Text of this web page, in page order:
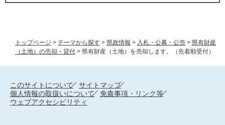
トップページ > テーマから探す > 県政情報 > 入札・公募・公売 > 県有財産
（土地）の売却・貸付 > 県有財産（土地）を売却します。（先着順受付）
このサイトについて
サイトマップ
個人情報の取扱いについて
免責事項・リンク等
ウェブアクセシビリティ